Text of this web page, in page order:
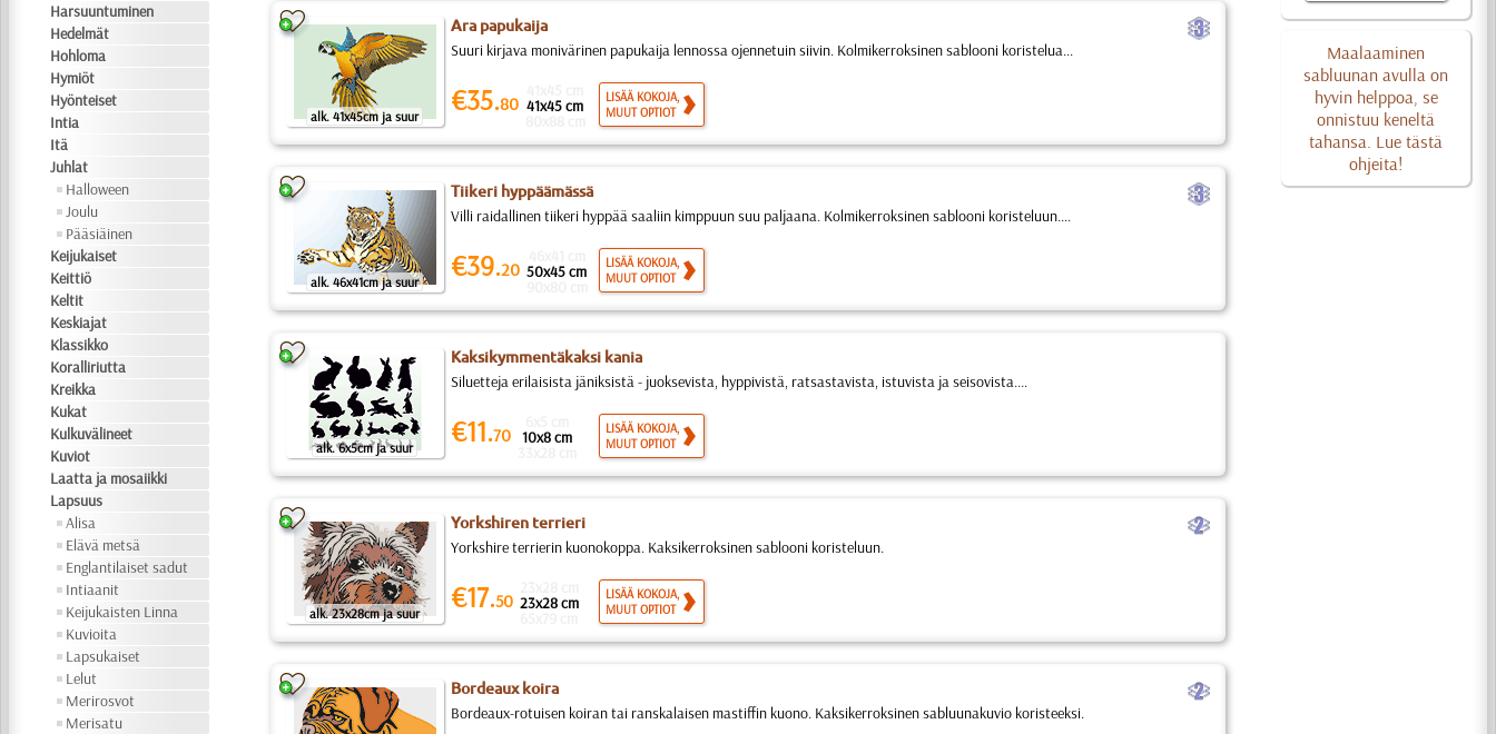
Harsuuntuminen
Hedelmät
Hohloma
Hymiöt
Hyönteiset
Intia
Itä
Juhlat
Halloween
Joulu
Pääsiäinen
Keijukaiset
Keittiö
Keltit
Keskiajat
Klassikko
Koralliriutta
Kreikka
Kukat
Kulkuvälineet
Kuviot
Laatta ja mosaiikki
Lapsuus
Alisa
Elävä metsä
Englantilaiset sadut
Intiaanit
Keijukaisten Linna
Kuvioita
Lapsukaiset
Lelut
Merirosvot
Merisatu
Maalaaminen
sabluunan avulla on
hyvin helppoa, se
onnistuu keneltä
tahansa. Lue tästä
ohjeita!
alk. 41x45cm ja suur
Ara papukaija c
Suuri kirjava monivärinen papukaija lennossa ojennetuin siivin. Kolmikerroksinen sablooni koristelua...
€35.80 41x45 cm
LISÄÄ KOKOJA,
MUUT OPTIOT
alk. 46x41cm ja suur
Tiikeri hyppäämässä c
Villi raidallinen tiikeri hyppää saaliin kimppuun suu paljaana. Kolmikerroksinen sablooni koristeluun....
€39.20 50x45 cm
LISÄÄ KOKOJA,
MUUT OPTIOT
alk. 6x5cm ja suur
Kaksikymmentäkaksi kania
Siluetteja erilaisista jäniksistä - juoksevista, hyppivistä, ratsastavista, istuvista ja seisovista....
€11.70 10x8 cm
LISÄÄ KOKOJA,
MUUT OPTIOT
alk. 23x28cm ja suur
Yorkshiren terrieri b
Yorkshire terrierin kuonokoppa. Kaksikerroksinen sablooni koristeluun.
€17.50 23x28 cm
LISÄÄ KOKOJA,
MUUT OPTIOT
Bordeaux koira b
Bordeaux-rotuisen koiran tai ranskalaisen mastiffin kuono. Kaksikerroksinen sabluunakuvio koristeeksi.